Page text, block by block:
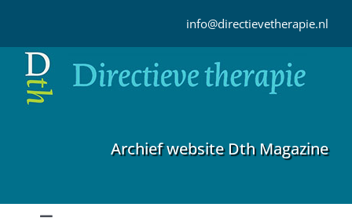
inhoud
info@directievetherapie.nl
Archief website Dth Magazine